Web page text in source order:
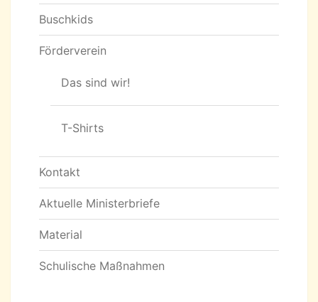
Buschkids
Förderverein
Das sind wir!
T-Shirts
Kontakt
Aktuelle Ministerbriefe
Material
Schulische Maßnahmen